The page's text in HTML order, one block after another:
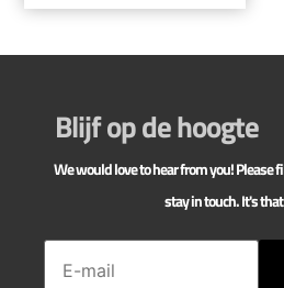
Blijf op de hoogte
We would love to hear from you! Please
stay in touch. It's